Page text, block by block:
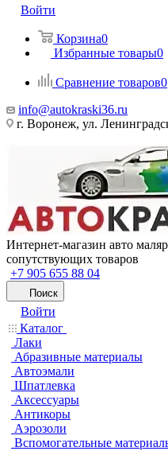
Войти
Корзина0
Избранные товары0
Сравнение товаров0
info@autokraski36.ru
г. Воронеж, ул.
Интернет-магазин авто
сопутствующих товаров
+7 905 655 88 04
Поиск
Войти
Каталог
Лаки
Абразивные материалы
Автоэмали
Шпатлевка
Аксессуары
Антикоры
Аэрозоли
Вспомогательные